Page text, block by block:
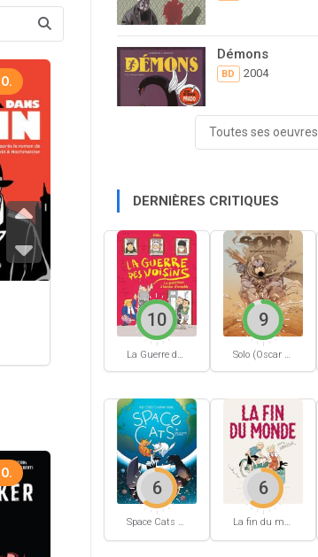
Démons
BD 2004
Toutes ses oeuvres
DERNIÈRES CRITIQUES
La Guerre des voisins
10
Solo (Oscar Martin) #1
9
Space Cats #1
6
La fin du monde (Stanislas)
6